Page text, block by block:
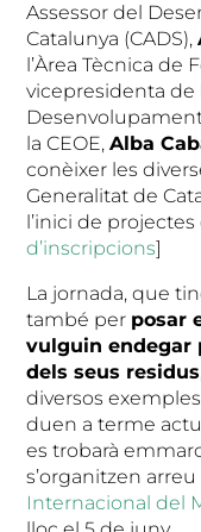
Assessor del
Catalunya (CADS),
l’Àrea Tècnica
vicepresidenta de
la CEOE,Alba
conèixer les
Generalitat de
l’inici de
d’inscripcions]
La jornada, que
també per posar
vulguin endegar
dels seus residus
diversos
duen a terme
es trobarà
s’organitzen
Internacional del